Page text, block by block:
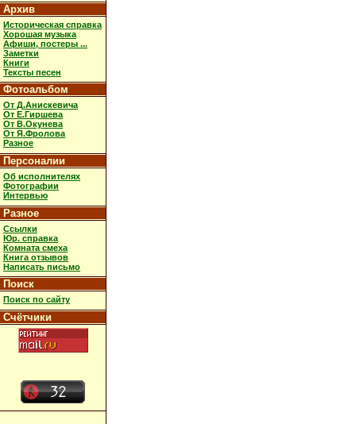
Архив
Историческая справка
Хорошая музыка
Афиши, постеры ...
Заметки
Книги
Тексты песен
Фотоальбом
От Д.Анискевича
От Е.Гиршева
От В.Окунева
От Я.Фролова
Разное
Персоналии
Об исполнителях
Фотографии
Интервью
Разное
Ссылки
Юр. справка
Комната смеха
Книга отзывов
Написать письмо
Поиск
Поиск по сайту
Счётчики